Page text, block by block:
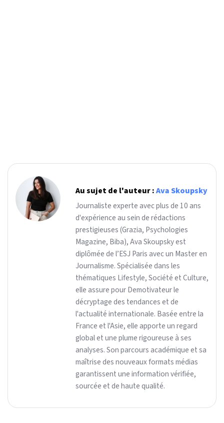
Au sujet de l'auteur :Ava Skoupsky
Journaliste experte avec plus de 10 ans
d'expérience au sein de rédactions
prestigieuses (Grazia, Psychologies
Magazine, Biba), Ava Skoupsky est
diplômée de l’ESJ Paris avec un Master en
Journalisme. Spécialisée dans les
thématiques Lifestyle, Société et Culture,
elle assure pour Demotivateur le
décryptage des tendances et de
l'actualité internationale. Basée entre la
France et l'Asie, elle apporte un regard
global et une plume rigoureuse à ses
analyses. Son parcours académique et sa
maîtrise des nouveaux formats médias
garantissent une information vérifiée,
sourcée et de haute qualité.